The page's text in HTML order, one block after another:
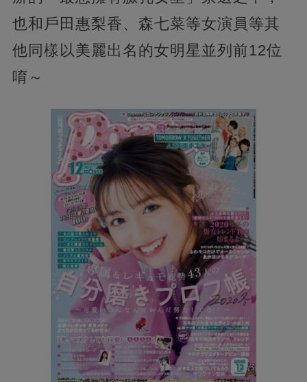
也和戶田惠梨香、森七菜等女演員等其
他同樣以美麗出名的女明星並列前12位
唷～